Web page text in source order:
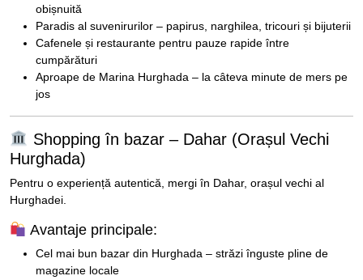
obișnuită
Paradis al suvenirurilor – papirus, narghilea, tricouri și bijuterii
Cafenele și restaurante pentru pauze rapide între
cumpărături
Aproape de Marina Hurghada – la câteva minute de mers pe
jos
Shopping în bazar – Dahar (Orașul Vechi
Hurghada)
Pentru o experiență autentică, mergi în Dahar, orașul vechi al
Hurghadei.
Avantaje principale:
Cel mai bun bazar din Hurghada – străzi înguste pline de
magazine locale